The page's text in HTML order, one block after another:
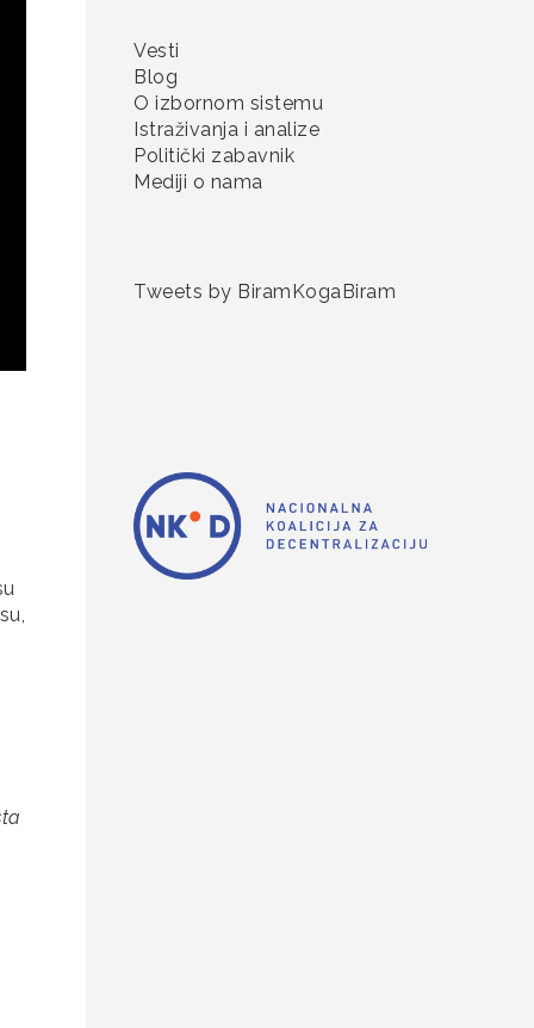
Vesti
Blog
O izbornom sistemu
Istraživanja i analize
Politički zabavnik
Mediji o nama
Tweets by BiramKogaBiram